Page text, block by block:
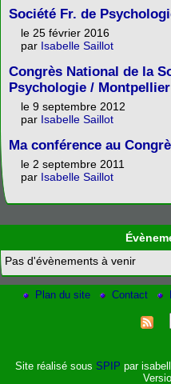
Société Fr. de
le 25 février 2016
par Isabelle Saillot
Congrès National de la
Psychologie /
le 9 septembre 2012
par Isabelle Saillot
Ma conférence au
le 2 septembre 2011
par Isabelle Saillot
Pas d'évènements à venir
Plan du site Contact
Site réalisé sous SPIP par